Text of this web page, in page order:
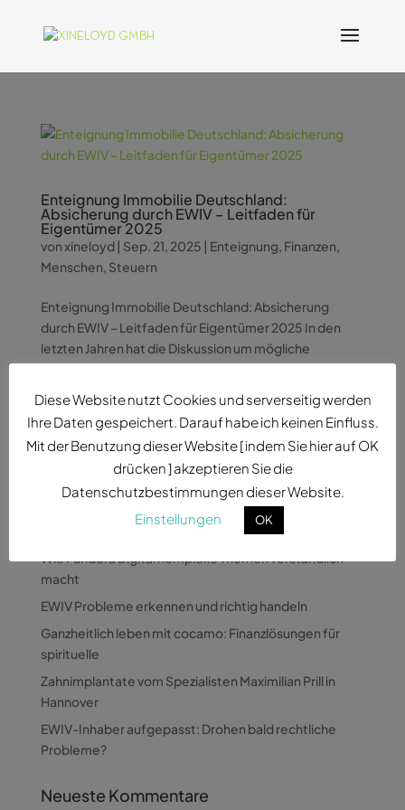
Enteignung Immobilie Deutschland:
Absicherung durch EWIV – Leitfaden für
Eigentümer 2025
vonxineloyd| Sep. 21, 2025 | Enteignung, Finanzen,
Menschen, Steuern
Enteignung Immobilie Deutschland: Absicherung
durch EWIV – Leitfaden für Eigentümer 2025 In den
letzten Jahren hat die Diskussion um mögliche
Enteignungen von Immobilien in Deutschland für große
Experten für...
Neueste Beiträge
Wie Pandora Digital komplexe Themen verständlich
macht
EWIV Probleme erkennen und richtig handeln
Ganzheitlich leben mit cocamo: Finanzlösungen für
spirituelle
Zahnimplantate vom Spezialisten Maximilian Prill in
Hannover
EWIV-Inhaber aufgepasst: Drohen bald rechtliche
Probleme?
Neueste Kommentare
Diese Website nutzt Cookies und serverseitig werden
Ihre Daten gespeichert. Darauf habe ich keinen Einfluss.
Mit der Benutzung dieser Website [ indem Sie hier auf OK
drücken ] akzeptieren Sie die
Datenschutzbestimmungen dieser Website.
Einstellungen
OK